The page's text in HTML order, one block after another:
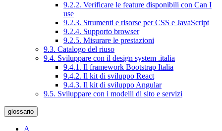
9.2.2. Verificare le feature disponibili con Can I
use
9.2.3. Strumenti e risorse per CSS e JavaScript
9.2.4. Supporto browser
9.2.5. Misurare le prestazioni
9.3. Catalogo del riuso
9.4. Sviluppare con il design system .italia
9.4.1. Il framework Bootstrap Italia
9.4.2. Il kit di sviluppo React
9.4.3. Il kit di sviluppo Angular
9.5. Sviluppare con i modelli di sito e servizi
glossario
A